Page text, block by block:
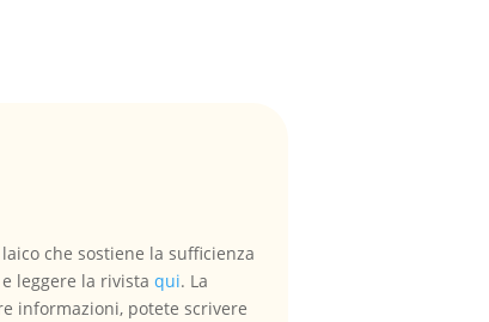
che sostiene la sufficienza
leggere la rivistaqui. La
informazioni, potete scrivere